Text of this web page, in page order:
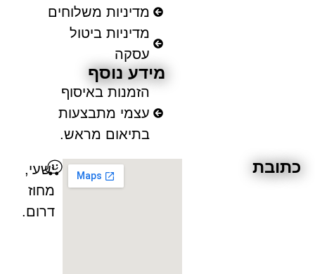
מדיניות משלוחים
מדיניות ביטול
עסקה
מידע נוסף
הזמנות באיסוף
עצמי מתבצעות
בתיאום מראש.
ישעי,
מחוז